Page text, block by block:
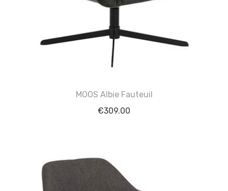
MOOS Albie Fauteuil
€309.00